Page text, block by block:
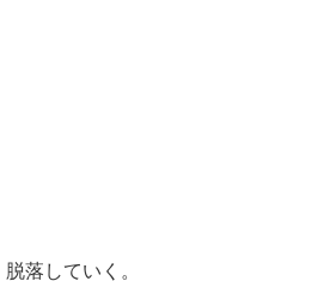
落していく。